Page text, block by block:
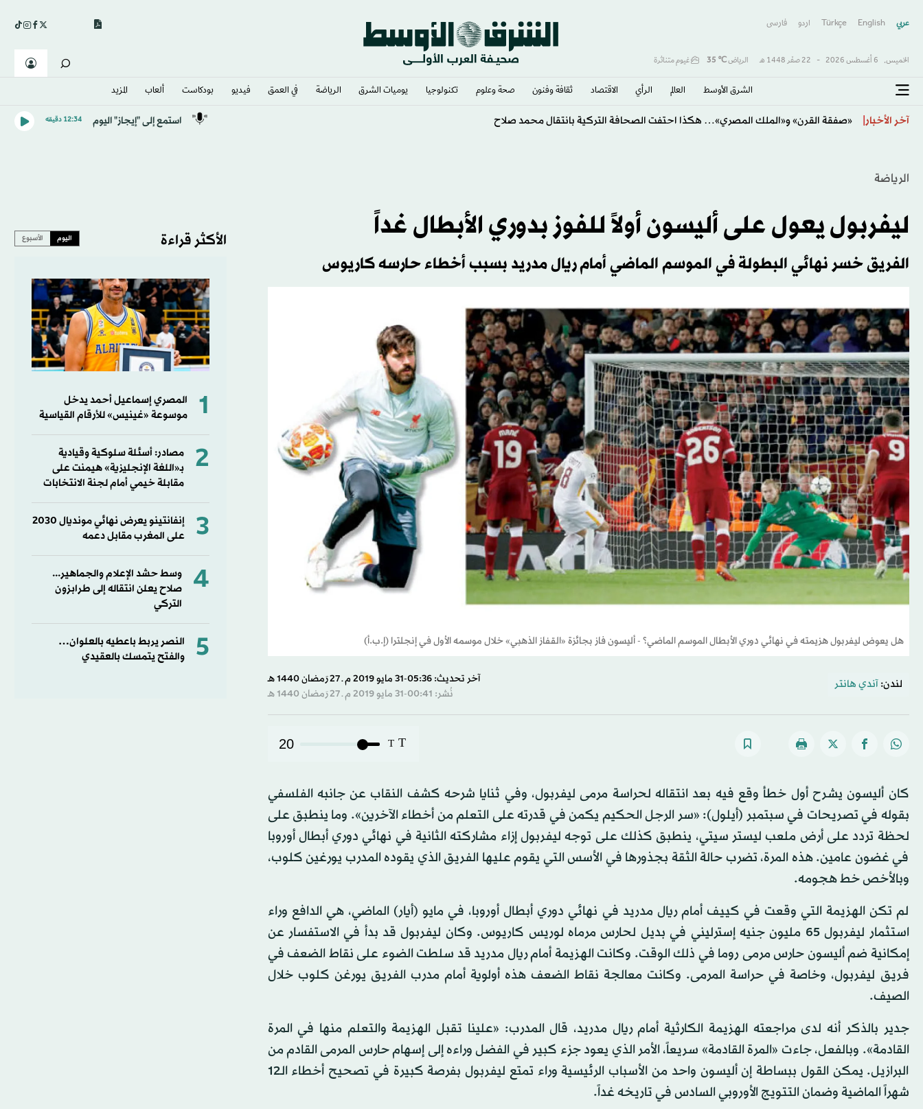
عربي English
Türkçe اردو فارسى
الخميس, 6 أغسطس 2026 - 22 صفَر 1448 هـ الرياض℃
35 غيوم متناثرة
الشرق الأوسط​ العالم الرأي الاقتصاد ثقافة وفنون صحة وعلوم تكنولوجيا يوميات الشرق​ الرياضة في العمق فيديو بودكاست ألعاب المزيد
آخر الأخبار يايسله يودّع الأهلي برسالة مؤثرة بعد ثلاثة مواسم حافلة بالإنجازات استمع إلى "إيجاز" اليوم 12:34 دقيقه
الرياضة
ليفربول يعول على أليسون أولاً للفوز بدوري الأبطال غداً
الفريق خسر نهائي البطولة في الموسم الماضي أمام ريال مدريد بسبب أخطاء حارسه كاريوس
هل يعوض ليفربول هزيمته في نهائي دوري الأبطال الموسم الماضي؟ - أليسون فاز بجائزة «القفاز الذهبي» خلال موسمه الأول في إنجلترا (إ.ب.أ)
لندن: آندي هانتر
آخر تحديث: 05:36-31 مايو 2019 م ـ 27 رَمضان 1440 هـ
نُشر: 00:41-31 مايو 2019 م ـ 27 رَمضان 1440 هـ
T
T
20
كان أليسون يشرح أول خطأ وقع فيه بعد انتقاله لحراسة مرمى ليفربول، وفي ثنايا شرحه كشف النقاب عن جانبه الفلسفي
بقوله في تصريحات في سبتمبر (أيلول): «سر الرجل الحكيم يكمن في قدرته على التعلم من أخطاء الآخرين». وما ينطبق على
لحظة تردد على أرض ملعب ليستر سيتي، ينطبق كذلك على توجه ليفربول إزاء مشاركته الثانية في نهائي دوري أبطال أوروبا
في غضون عامين. هذه المرة، تضرب حالة الثقة بجذورها في الأسس التي يقوم عليها الفريق الذي يقوده المدرب يورغين كلوب،
وبالأخص خط هجومه.
لم تكن الهزيمة التي وقعت في كييف أمام ريال مدريد في نهائي دوري أبطال أوروبا، في مايو (أيار) الماضي، هي الدافع وراء
استثمار ليفربول 65 مليون جنيه إسترليني في بديل لحارس مرماه لوريس كاريوس. وكان ليفربول قد بدأ في الاستفسار عن
إمكانية ضم أليسون حارس مرمى روما في ذلك الوقت. وكانت الهزيمة أمام ريال مدريد قد سلطت الضوء على نقاط الضعف في
فريق ليفربول، وخاصة في حراسة المرمى. وكانت معالجة نقاط الضعف هذه أولوية أمام مدرب الفريق يورغن كلوب خلال
الصيف.
جدير بالذكر أنه لدى مراجعته الهزيمة الكارثية أمام ريال مدريد، قال المدرب: «علينا تقبل الهزيمة والتعلم منها في المرة
القادمة». وبالفعل، جاءت «المرة القادمة» سريعاً، الأمر الذي يعود جزء كبير في الفضل وراءه إلى إسهام حارس المرمى القادم من
البرازيل. يمكن القول ببساطة إن أليسون واحد من الأسباب الرئيسية وراء تمتع ليفربول بفرصة كبيرة في تصحيح أخطاء الـ12
شهراً الماضية وضمان التتويج الأوروبي السادس في تاريخه غداً.
الأكثر قراءة اليوم الأسبوع
1
المصري إسماعيل أحمد يدخل
موسوعة «غينيس» للأرقام القياسية
2
مصادر: أسئلة سلوكية وقيادية
بـ«اللغة الإنجليزية» هيمنت على
مقابلة خيمي أمام لجنة الانتخابات
3
إنفانتينو يعرض نهائي مونديال 2030
على المغرب مقابل دعمه
4
وسط حشد الإعلام والجماهير...
صلاح يعلن انتقاله إلى طرابزون
التركي
5
النصر يربط باعطيه بالعلوان…
والفتح يتمسك بالعقيدي